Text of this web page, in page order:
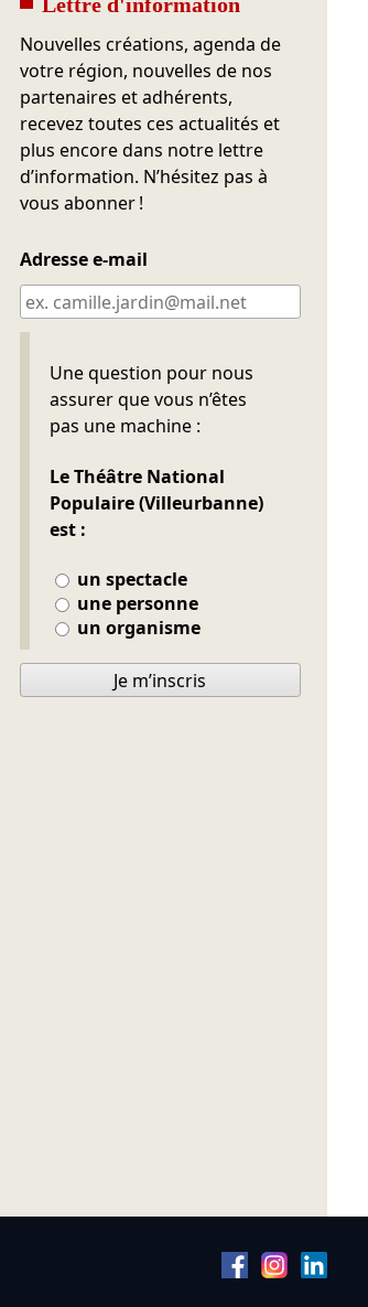
Nouvelles créations, agenda de
votre région, nouvelles de nos
partenaires et adhérents,
recevez toutes ces actualités et
plus encore dans notre lettre
d’information. N’hésitez pas à
vous abonner !
Adresse e-mail
Une question pour nous
assurer que vous n’êtes
pas une machine :
Le Théâtre National
Populaire (Villeurbanne)
est :
un spectacle
une personne
un organisme
Ne pas remplir
Je m’inscris